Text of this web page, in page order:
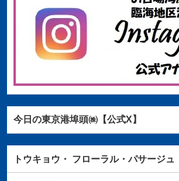
今日の東京港埠頭㈱【公式X】
トウキョウ・ フローラル・パサージュ